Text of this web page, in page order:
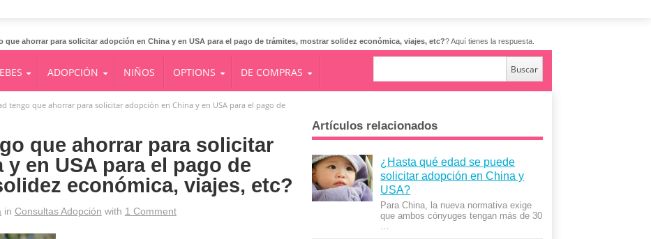
que ahorrar para solicitar adopción en China y en USA para el pago de trámites, mostrar solidez económica, viajes, etc?? Aquí tienes la respuesta.
ADOPCIÓN NIÑOS OPTIONS DE COMPRAS
tengo que ahorrar para solicitar adopción en China y en USA para el pago de
que ahorrar para solicitar
en USA para el pago de
económica, viajes, etc?
in Consultas Adopción with 1 Comment
Artículos relacionados
¿Hasta qué edad se puede
solicitar adopción en China y
USA?
Para China, la nueva normativa exige
que ambos cónyuges tengan más de 30